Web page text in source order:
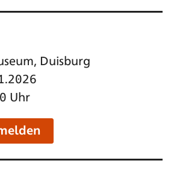
Duisburg
Uhr